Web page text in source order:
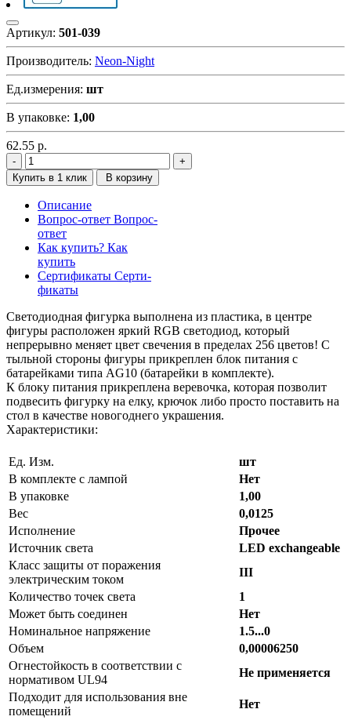
Артикул: 501-039
Производитель: Neon-Night
Ед.измерения: шт
В упаковке: 1,00
62.55 р.
Купить в 1 клик В корзину
Описание
Вопрос-ответ Вопрос-
ответ
Как купить? Как
купить
Сертификаты Серти-
фикаты
Светодиодная фигурка выполнена из пластика, в центре
фигуры расположен яркий RGB светодиод, который
непрерывно меняет цвет свечения в пределах 256 цветов! С
тыльной стороны фигуры прикреплен блок питания с
батарейками типа AG10 (батарейки в комплекте).
К блоку питания прикреплена веревочка, которая позволит
подвесить фигурку на елку, крючок либо просто поставить на
стол в качестве новогоднего украшения.
Характеристики:
Ед. Изм.
шт
В комплекте с лампой
Нет
В упаковке
1,00
Вес
0,0125
Исполнение
Прочее
Источник света
LED exchangeable
Класс защиты от поражения
электрическим током
III
Количество точек света
1
Может быть соединен
Нет
Номинальное напряжение
1.5...0
Объем
0,00006250
Огнестойкость в соответствии с
нормативом UL94
Не применяется
Подходит для использования вне
помещений
Нет